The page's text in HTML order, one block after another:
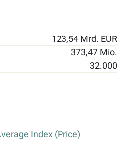
123,54 Mrd. EUR
373,47 Mio.
32.000
Index (Price)